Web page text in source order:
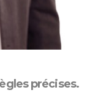
précises.